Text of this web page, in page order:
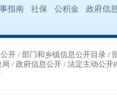
指南 社保 公积金 政府信
开 / 部门和乡镇信息公开目录 /
局 / 政府信息公开 / 法定主动公开